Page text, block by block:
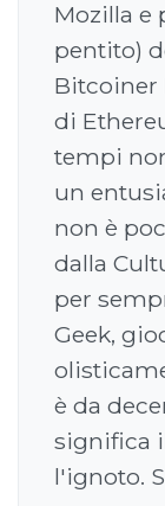
Mozilla e
pentito)
Bitcoiner
di
tempi
un
non è
dalla
per
Geek,
è da
significa
l'ignoto.